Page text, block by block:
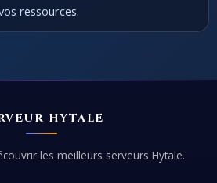
ressources.
HYTALE
les meilleurs serveurs Hytale.